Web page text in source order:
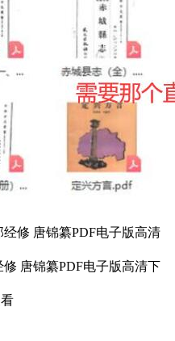
唐锦纂PDF电子版高清下